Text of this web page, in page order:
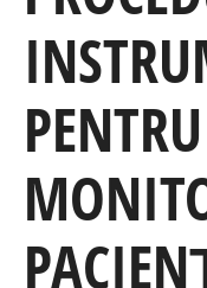
PENTRU